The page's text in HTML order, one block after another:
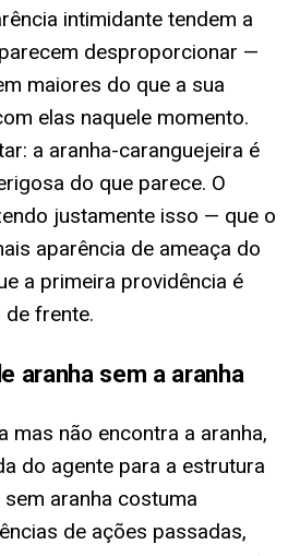
intimidante tendem a
desproporcionar —
maiores do que a sua
elas naquele momento.
a aranha-caranguejeira é
do que parece. O
justamente isso — que o
aparência de ameaça do
a primeira providência é
frente.
aranha sem a aranha
mas não encontra a aranha,
do agente para a estrutura
aranha costuma
de ações passadas,